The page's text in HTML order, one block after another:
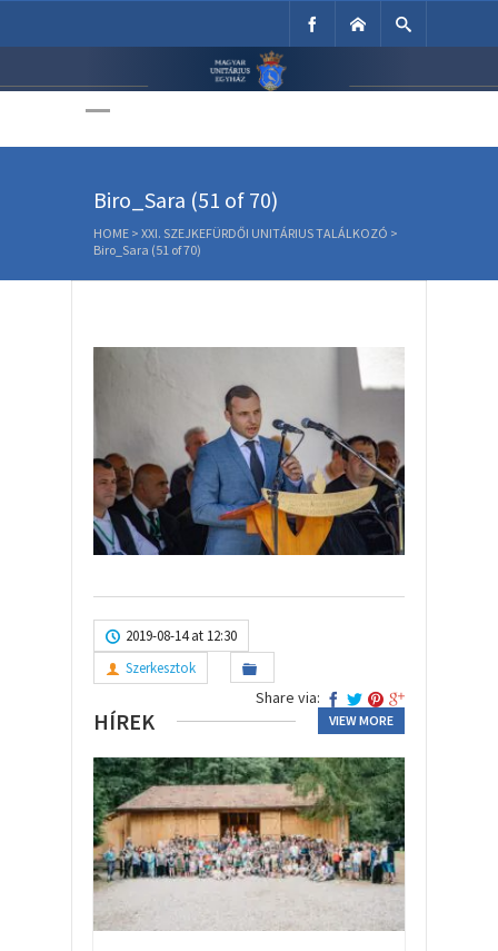
Unitárius Egyház
Biro_Sara (51 of 70)
HOME > XXI. SZEJKEFÜRDŐI UNITÁRIUS TALÁLKOZÓ >
Biro_Sara (51 of 70)
2019-08-14 at 12:30
Szerkesztok
Share via:
HÍREK VIEW MORE